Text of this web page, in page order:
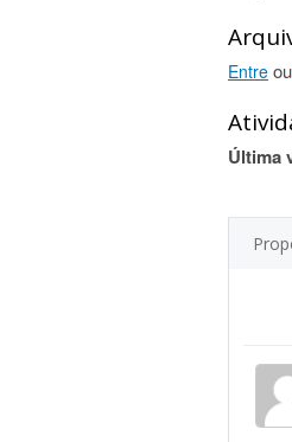
Entre ou
Última